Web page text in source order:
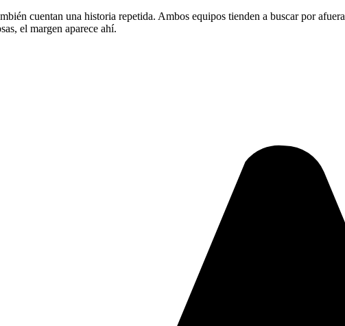
cuentan una historia repetida. Ambos equipos tienden a buscar por
el margen aparece ahí.